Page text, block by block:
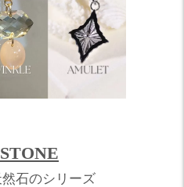
石のシリーズ